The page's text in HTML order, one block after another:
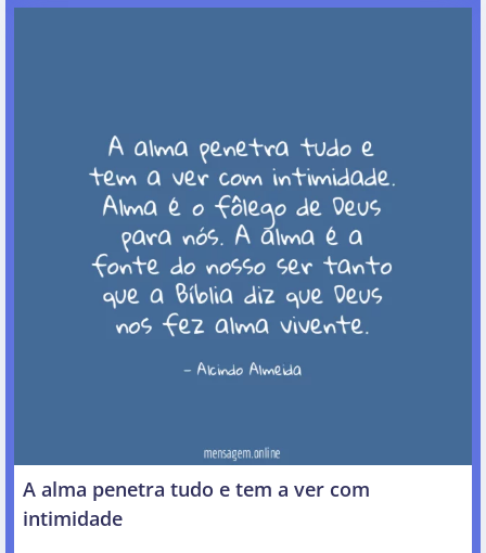
A alma penetra tudo e tem a ver com
intimidade